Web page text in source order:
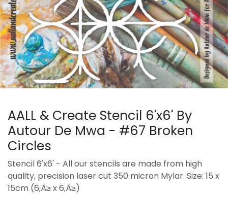
AALL & Create Stencil 6'x6' By
Autour De Mwa - #67 Broken
Circles
Stencil 6'x6' - All our stencils are made from high
quality, precision laser cut 350 micron Mylar. Size: 15 x
15cm (6‚Ä≥ x 6‚Ä≥)